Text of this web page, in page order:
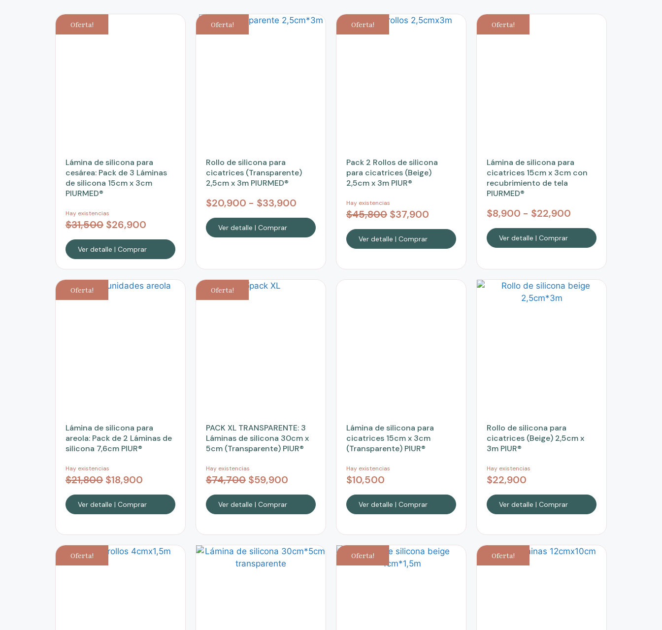
Oferta!
Lámina de silicona para
cesárea: Pack de 3 Láminas
de silicona 15cm x 3cm
PIURMED®
Hay existencias
$31,500 $26,900
Ver detalle | Comprar
Oferta!
Rollo de silicona para
cicatrices (Transparente)
2,5cm x 3m PIURMED®
$20,900 - $33,900
Ver detalle | Comprar
Oferta!
Pack 2 Rollos de silicona
para cicatrices (Beige)
2,5cm x 3m PIUR®
Hay existencias
$45,800 $37,900
Ver detalle | Comprar
Oferta!
Lámina de silicona para
cicatrices 15cm x 3cm con
recubrimiento de tela
PIURMED®
$8,900 - $22,900
Ver detalle | Comprar
Oferta!
Lámina de silicona para
areola: Pack de 2 Láminas de
silicona 7,6cm PIUR®
Hay existencias
$21,800 $18,900
Ver detalle | Comprar
Oferta!
PACK XL TRANSPARENTE: 3
Láminas de silicona 30cm x
5cm (Transparente) PIUR®
Hay existencias
$74,700 $59,900
Ver detalle | Comprar
Lámina de silicona para
cicatrices 15cm x 3cm
(Transparente) PIUR®
Hay existencias
$10,500
Ver detalle | Comprar
Rollo de silicona para
cicatrices (Beige) 2,5cm x
3m PIUR®
Hay existencias
$22,900
Ver detalle | Comprar
Oferta! Oferta! Oferta!